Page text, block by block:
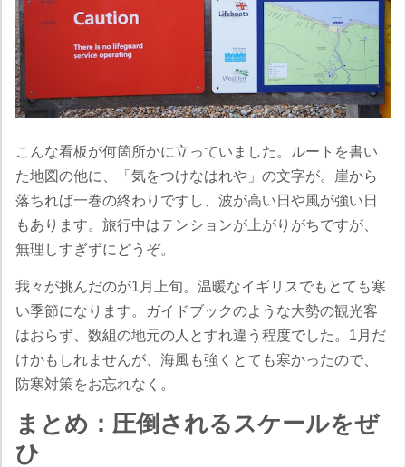
こんな看板が何箇所かに立っていました。ルートを書い
た地図の他に、「気をつけなはれや」の文字が。崖から
落ちれば一巻の終わりですし、波が高い日や風が強い日
もあります。旅行中はテンションが上がりがちですが、
無理しすぎずにどうぞ。
我々が挑んだのが1月上旬。温暖なイギリスでもとても寒
い季節になります。ガイドブックのような大勢の観光客
はおらず、数組の地元の人とすれ違う程度でした。1月だ
けかもしれませんが、海風も強くとても寒かったので、
防寒対策をお忘れなく。
まとめ：圧倒されるスケールをぜ
ひ